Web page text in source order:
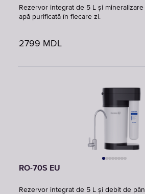
Rezervor integrat de 5 L și
apă purificată în fiecare zi.
2799 MDL
RO-70S EU
Rezervor integrat de 5 L și debit de